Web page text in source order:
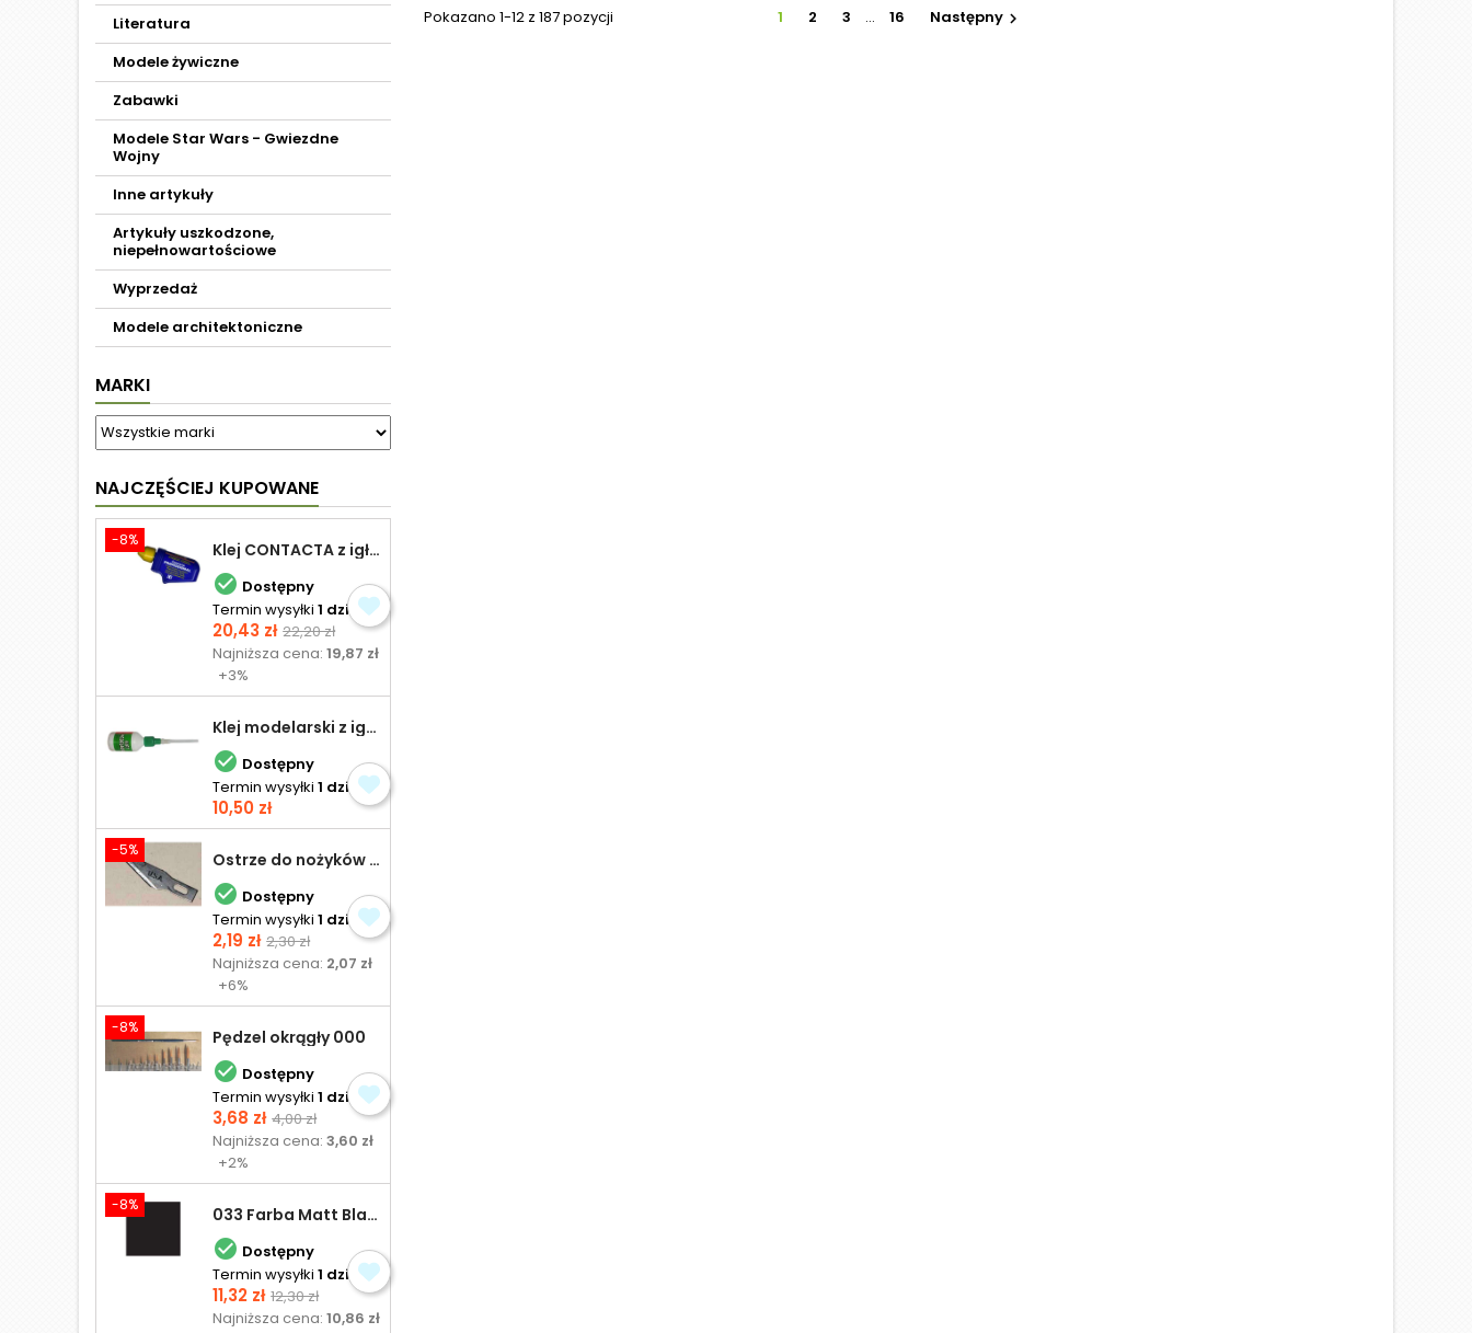
Literatura
Modele żywiczne
Zabawki
Modele Star Wars - Gwiezdne
Wojny
Inne artykuły
Artykuły uszkodzone,
niepełnowartościowe
Wyprzedaż
Modele architektoniczne
MARKI
NAJCZĘŚCIEJ KUPOWANE
-8% Klej CONTACTA z igłą do plastiku 25,0 g
 Dostępny
Termin wysyłki 1 dzień
Cena
20,43 zł Cena
podstawowa
22,20 zł
Najniższa cena:19,87 zł
+3%
Klej modelarski z igłą 30 ml
 Dostępny
Termin wysyłki 1 dzień
Cena
10,50 zł
-5% Ostrze do nożyków Excel
 Dostępny
Termin wysyłki 1 dzień
Cena
2,19 zł Cena
podstawowa
2,30 zł
Najniższa cena: 2,07 zł
+6%
-8% Pędzel okrągły 000
 Dostępny
Termin wysyłki 1 dzień
Cena
3,68 zł Cena
podstawowa
4,00 zł
Najniższa cena:3,60 zł
+2%
-8% 033 Farba Matt Black - olejna
 Dostępny
Termin wysyłki 1 dzień
Cena
11,32 zł Cena
podstawowa
12,30 zł
Najniższa cena:10,86 zł
Pokazano 1-12 z 187 pozycji 1 2 3 … 16 Następny 